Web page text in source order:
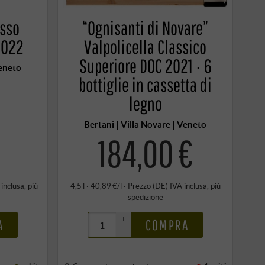
, più
“Ognisanti di Novare”
Valpolicella Classico
Superiore DOC 2021 · 6
bottiglie in cassetta di
legno
Bertani | Villa Novare | Veneto
184,00 €
4,5 l · 40,89 €/l · Prezzo (DE) IVA inclusa, più
spedizione
+
–
COMPRA